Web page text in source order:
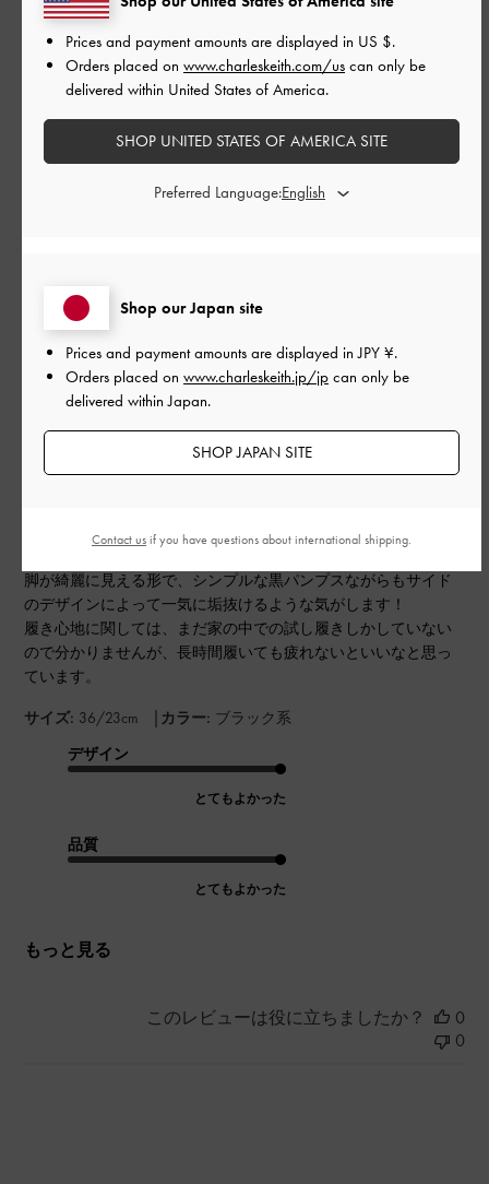
もっと見る
フィルター
並べ替え
脚が綺麗に見える形で、シンプ
ルな黒パンプスながらもサイド
のデザインによって一気に垢抜
けるような気がします！ 履き心
脚が綺麗に見える形で、シンプルな黒パンプスながらもサイド
のデザインによって一気に垢抜けるような気がします！
履き心地に関しては、まだ家の中での試し履きしかしていない
ので分かりませんが、長時間履いても疲れないといいなと思っ
ています。
サイズ: 36/23cm | カラー: ブラック系
デザイン
とてもよかった
品質
とてもよかった
もっと見る
このレビューは役に立ちましたか？
0
0
Shop our Japan site
Prices and payment amounts are displayed inJPY ¥.
Orders placed on www.charleskeith.jp/jp can only be
delivered within Japan.
SHOP JAPAN SITE
Prices and payment amounts are displayed in US $.
Orders placed on www.charleskeith.com/us can only be
delivered within United States of America.
SHOP UNITED STATES OF AMERICA SITE
Preferred Language:
Contact usif you have questions about international shipping.